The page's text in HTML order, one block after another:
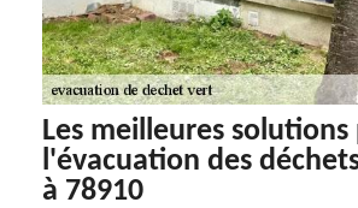
Les meilleures solutions
l'évacuation des
à 78910